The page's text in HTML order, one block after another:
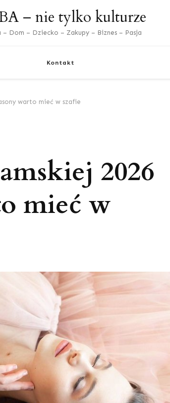
– nie tylko kulturze
– Dom – Dziecko – Zakupy – Biznes – Pasja
Kontakt
warto mieć w szafie
2026
mieć w